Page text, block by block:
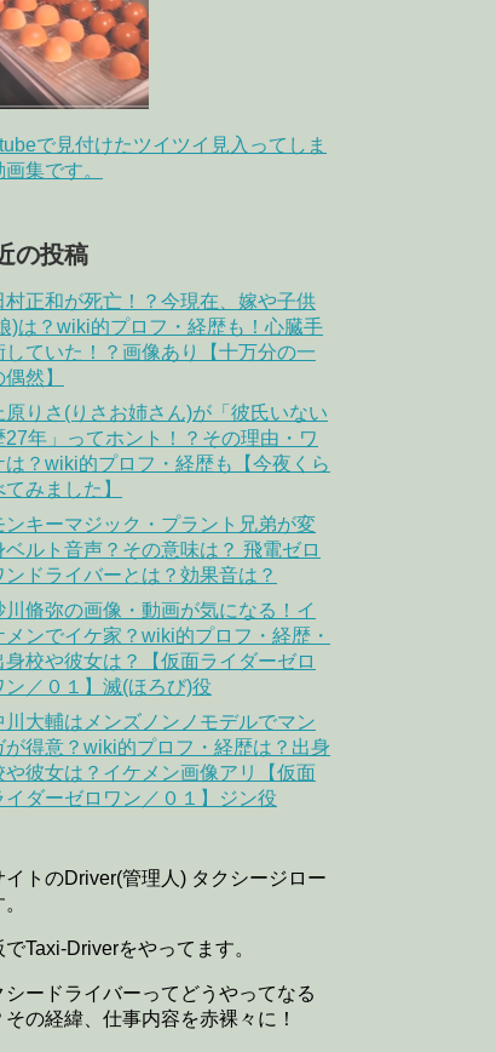
で見付けたツイツイ見入ってしま
画集です。
の投稿
村正和が死亡！？今現在、嫁や子供
)は？wiki的プロフ・経歴も！心臓手
していた！？画像あり【十万分の一
偶然】
原りさ(りさお姉さん)が「彼氏いない
27年」ってホント！？その理由・ワ
は？wiki的プロフ・経歴も【今夜くら
てみました】
ンキーマジック・プラント兄弟が変
ベルト音声？その意味は？ 飛電ゼロ
ンドライバーとは？効果音は？
川脩弥の画像・動画が気になる！イ
メンでイケ家？wiki的プロフ・経歴・
身校や彼女は？【仮面ライダーゼロ
ン／０１】滅(ほろび)役
川大輔はメンズノンノモデルでマン
が得意？wiki的プロフ・経歴は？出身
や彼女は？イケメン画像アリ【仮面
イダーゼロワン／０１】ジン役
イトのDriver(管理人) タクシージロー
でTaxi-Driverをやってます。
シードライバーってどうやってなる
その経緯、仕事内容を赤裸々に！